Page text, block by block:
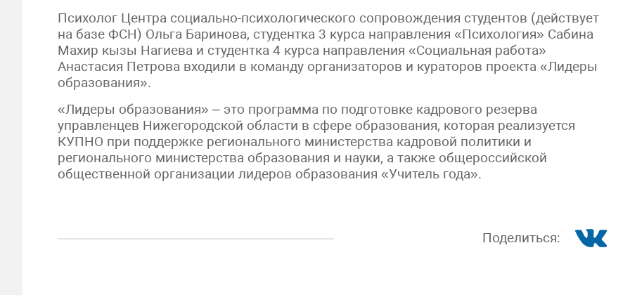
Психолог Центра социально-психологического сопровождения студентов (действует
на базе ФСН) Ольга Баринова, студентка 3 курса направления «Психология» Сабина
Махир кызы Нагиева и студентка 4 курса направления «Социальная работа»
Анастасия Петрова входили в команду организаторов и кураторов проекта «Лидеры
образования».
«Лидеры образования» – это программа по подготовке кадрового резерва
управленцев Нижегородской области в сфере образования, которая реализуется
КУПНО при поддержке регионального министерства кадровой политики и
регионального министерства образования и науки, а также общероссийской
общественной организации лидеров образования «Учитель года».
Поделиться: